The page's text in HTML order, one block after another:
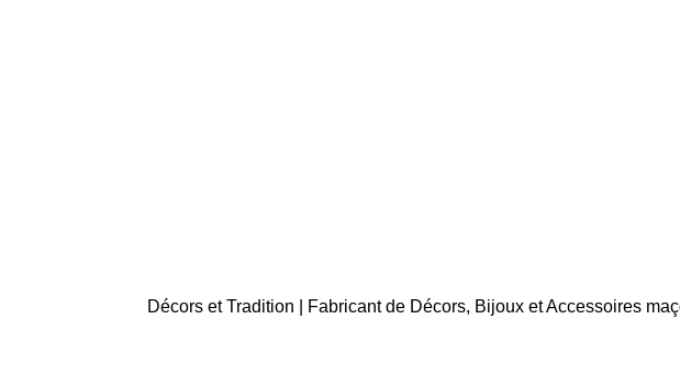
Décors et Tradition | Fabricant de Décors, Bijoux et Accessoires